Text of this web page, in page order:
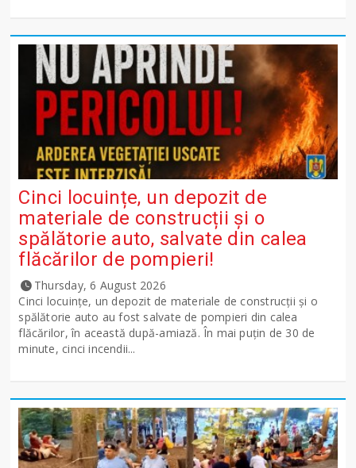
Cinci locuințe, un depozit de
materiale de construcții și o
spălătorie auto, salvate din calea
flăcărilor de pompieri!
Thursday, 6 August 2026
Cinci locuințe, un depozit de materiale de construcții și o
spălătorie auto au fost salvate de pompieri din calea
flăcărilor, în această după-amiază. În mai puțin de 30 de
minute, cinci incendii...